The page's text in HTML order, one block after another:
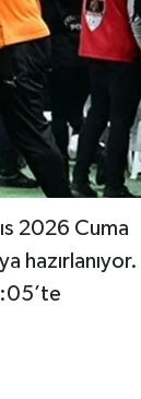
2026 Cuma
hazırlanıyor.